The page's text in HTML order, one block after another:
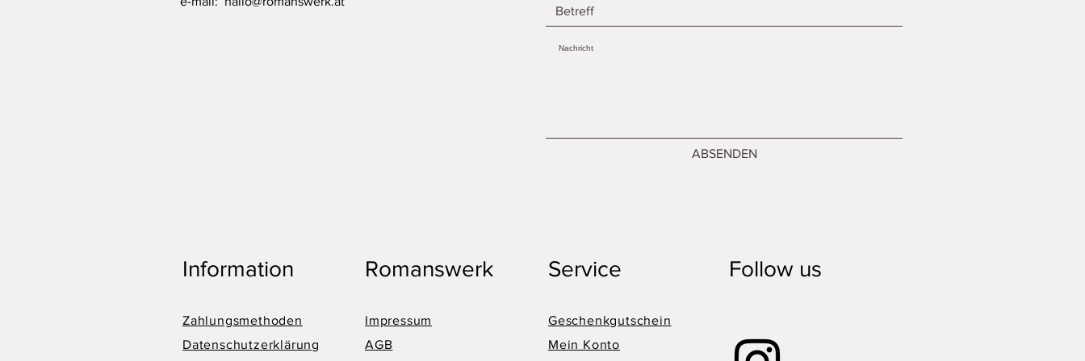
ABSENDEN
Information
Zahlungsmethoden
Datenschutzerklärung
Romanswerk
Impressum
AGB
Service
Geschenkgutschein
Mein Konto
Follow us